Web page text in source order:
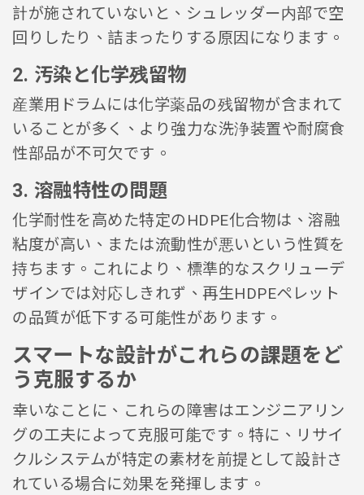
計が施されていないと、シュレッダー内部で空
回りしたり、詰まったりする原因になります。
2. 汚染と化学残留物
産業用ドラムには化学薬品の残留物が含まれて
いることが多く、より強力な洗浄装置や耐腐食
性部品が不可欠です。
3. 溶融特性の問題
化学耐性を高めた特定のHDPE化合物は、溶融
粘度が高い、または流動性が悪いという性質を
持ちます。これにより、標準的なスクリューデ
ザインでは対応しきれず、再生HDPEペレット
の品質が低下する可能性があります。
スマートな設計がこれらの課題をど
う克服するか
幸いなことに、これらの障害はエンジニアリン
グの工夫によって克服可能です。特に、リサイ
クルシステムが特定の素材を前提として設計さ
れている場合に効果を発揮します。